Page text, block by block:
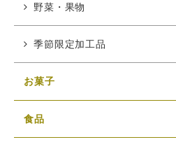
野菜・果物
季節限定加工品
お菓子
食品